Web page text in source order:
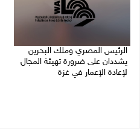
الرئيس المصري وملك البحرين
يشددان على ضرورة تهيئة المجال
لإعادة الإعمار في غزة